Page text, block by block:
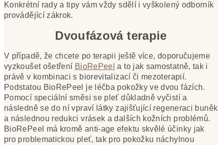
Konkrétní rady a tipy vám vždy sdělí i vyškolený odborník
provádějící zákrok.
Dvoufázová terapie
V případě, že chcete po terapii ještě více, doporučujeme
vyzkoušet ošetření BioRePeel a to jak samostatně, tak i
právě v kombinaci s biorevitalizací či mezoterapií.
Podstatou BioRePeel je léčba pokožky ve dvou fázích.
Pomocí speciální směsi se pleť důkladně vyčistí a
následně se do ní vpraví látky zajišťující regeneraci buněk
a následnou redukci vrásek a dalších kožních problémů.
BioRePeel má kromě anti-age efektu skvělé účinky jak
pro problematickou pleť, tak pro pokožku náchylnou